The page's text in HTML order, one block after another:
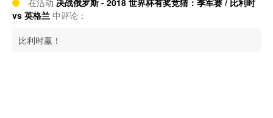
在活动 决战俄罗斯 - 2018 世界杯有奖竞猜：季军赛 / 比利时
vs 英格兰 中评论：
比利时赢！